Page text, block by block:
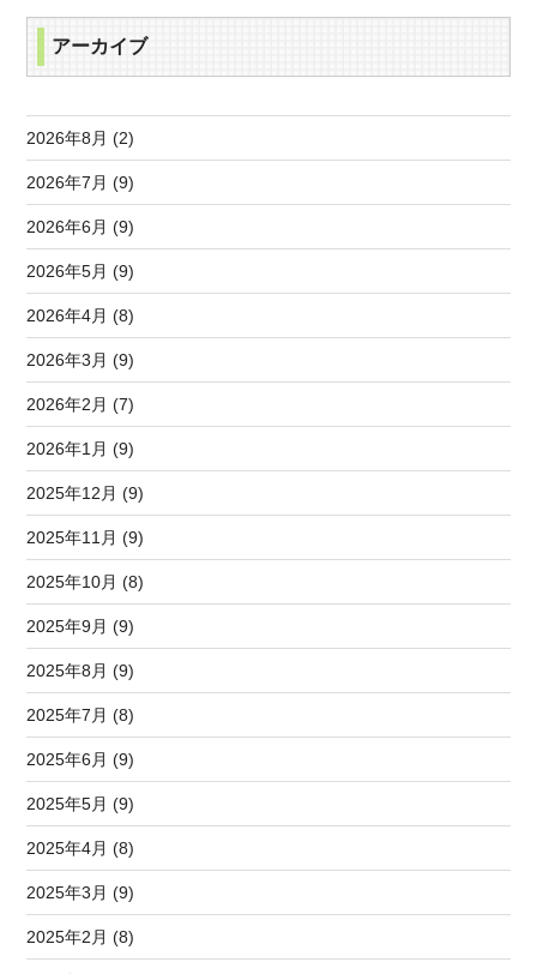
アーカイブ
2026年8月 (2)
2026年7月 (9)
2026年6月 (9)
2026年5月 (9)
2026年4月 (8)
2026年3月 (9)
2026年2月 (7)
2026年1月 (9)
2025年12月 (9)
2025年11月 (9)
2025年10月 (8)
2025年9月 (9)
2025年8月 (9)
2025年7月 (8)
2025年6月 (9)
2025年5月 (9)
2025年4月 (8)
2025年3月 (9)
2025年2月 (8)